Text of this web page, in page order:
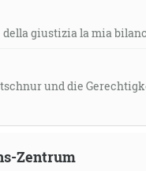
della giustizia la mia
und die
Zentrum